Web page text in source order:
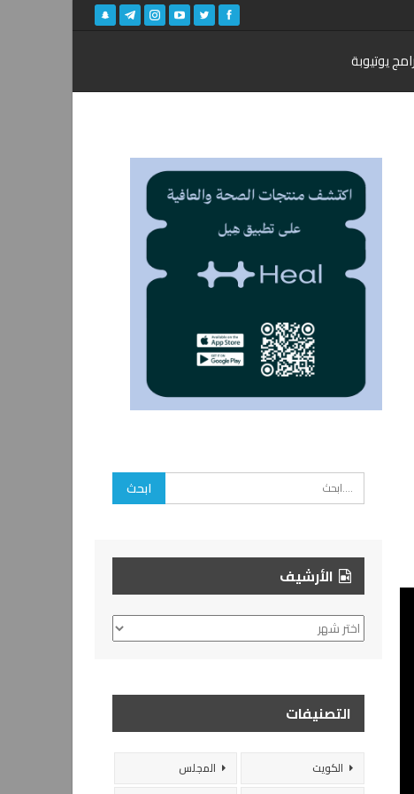
يوتيوبة
الأرشيف
الأرشيف
التصنيفات
الكويت
المجلس